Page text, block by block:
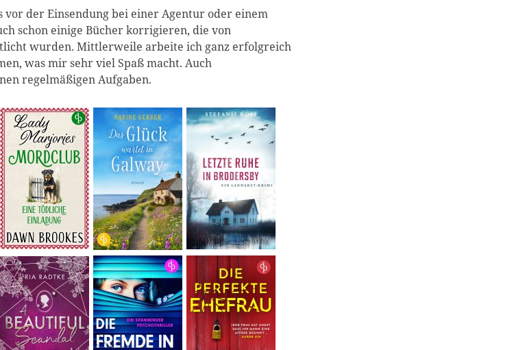
der Einsendung bei einer Agentur oder einem
schon einige Bücher korrigieren, die von
wurden. Mittlerweile arbeite ich ganz erfolgreich
was mir sehr viel Spaß macht. Auch
regelmäßigen Aufgaben.